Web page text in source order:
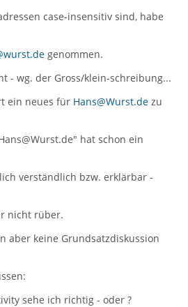
case-insensitiv sind, habe
genommen.
- wg. der Gross/klein-schreibung...
ein neues für Hans@Wurst.de zu
hat schon ein
verständlich bzw. erklärbar -
nicht rüber.
aber keine Grundsatzdiskussion
sehe ich richtig - oder ?